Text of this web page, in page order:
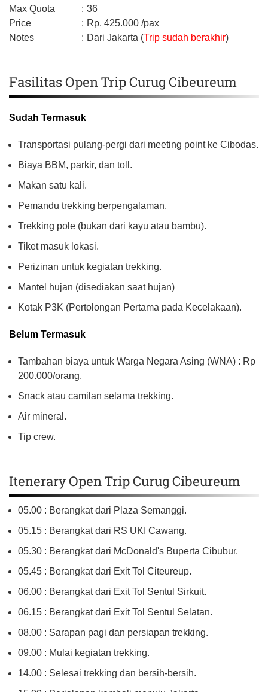
Max Quota
: 36
Price
: Rp. 425.000 /pax
Notes
: Dari Jakarta (Trip sudah berakhir)
Fasilitas Open Trip Curug Cibeureum
Sudah Termasuk
Transportasi pulang-pergi dari meeting point ke Cibodas.
Biaya BBM, parkir, dan toll.
Makan satu kali.
Pemandu trekking berpengalaman.
Trekking pole (bukan dari kayu atau bambu).
Tiket masuk lokasi.
Perizinan untuk kegiatan trekking.
Mantel hujan (disediakan saat hujan)
Kotak P3K (Pertolongan Pertama pada Kecelakaan).
Belum Termasuk
Tambahan biaya untuk Warga Negara Asing (WNA) : Rp
200.000/orang.
Snack atau camilan selama trekking.
Air mineral.
Tip crew.
Itenerary Open Trip Curug Cibeureum
05.00 : Berangkat dari Plaza Semanggi.
05.15 : Berangkat dari RS UKI Cawang.
05.30 : Berangkat dari McDonald's Buperta Cibubur.
05.45 : Berangkat dari Exit Tol Citeureup.
06.00 : Berangkat dari Exit Tol Sentul Sirkuit.
06.15 : Berangkat dari Exit Tol Sentul Selatan.
08.00 : Sarapan pagi dan persiapan trekking.
09.00 : Mulai kegiatan trekking.
14.00 : Selesai trekking dan bersih-bersih.